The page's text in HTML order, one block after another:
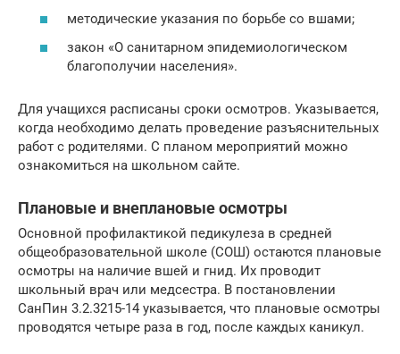
методические указания по борьбе со вшами;
закон «О санитарном эпидемиологическом
благополучии населения».
Для учащихся расписаны сроки осмотров. Указывается,
когда необходимо делать проведение разъяснительных
работ с родителями. С планом мероприятий можно
ознакомиться на школьном сайте.
Плановые и внеплановые осмотры
Основной профилактикой педикулеза в средней
общеобразовательной школе (СОШ) остаются плановые
осмотры на наличие вшей и гнид. Их проводит
школьный врач или медсестра. В постановлении
СанПин 3.2.3215-14 указывается, что плановые осмотры
проводятся четыре раза в год, после каждых каникул.